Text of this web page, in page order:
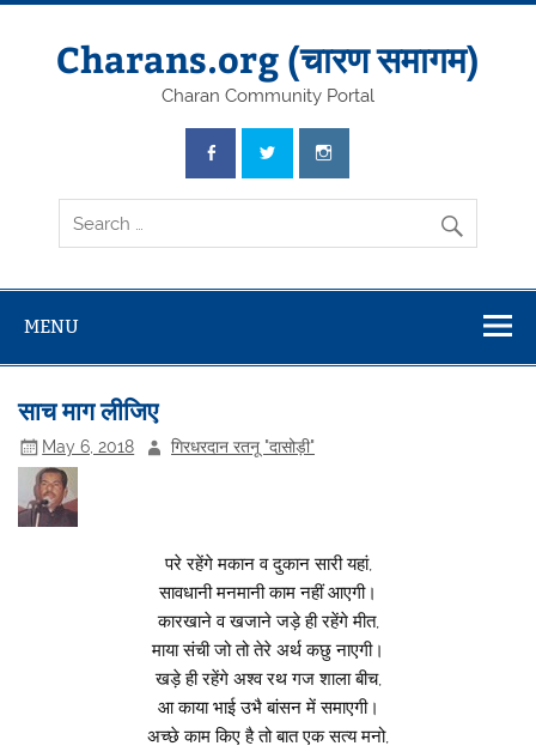
Skip
Charans.org (चारण समागम)
Charan Community Portal
MENU
साच माग लीजिए
May 6, 2018 गिरधरदान रतनू "दासोड़ी"
परे रहेंगे मकान व दुकान सारी यहां,
सावधानी मनमानी काम नहीं आएगी।
कारखाने व खजाने जड़े ही रहेंगे मीत,
माया संची जो तो तेरे अर्थ कछु नाएगी।
खड़े ही रहेंगे अश्व रथ गज शाला बीच,
आ काया भाई उभै बांसन में समाएगी।
अच्छे काम किए है तो बात एक सत्य मनो,